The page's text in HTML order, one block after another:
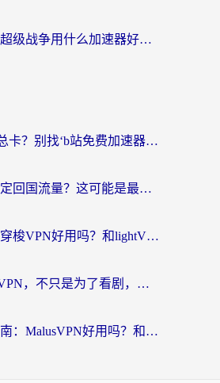
在国外打漫威超级战争用什么加速器好一点？这或许是你最需要的一篇指南
海外党刷B站总卡？别找‘b站免费加速器’了，这篇指南让你无缝访问国内资源
海外党如何搞定回国流量？这可能是最实在的一篇指南
海外党必看：穿梭VPN好用吗？和lightVPN对比哪个回国效果更好？附匈牙利留学生实测攻略
在Mac上翻墙VPN，不只是为了看剧，更是为了那份熟悉的连接感
海外党避坑指南：MalusVPN好用吗？和快帆VPN哪个好？+ 3款加速器实测对比